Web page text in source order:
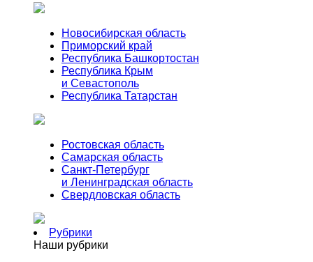
Новосибирская область
Приморский край
Республика Башкортостан
Республика Крым
и Севастополь
Республика Татарстан
Ростовская область
Самарская область
Санкт-Петербург
и Ленинградская область
Свердловская область
Рубрики
Наши рубрики